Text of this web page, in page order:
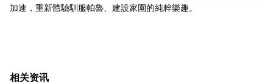
加速，重新體驗馴服帕魯、建設家園的純粹樂趣。
相关资讯